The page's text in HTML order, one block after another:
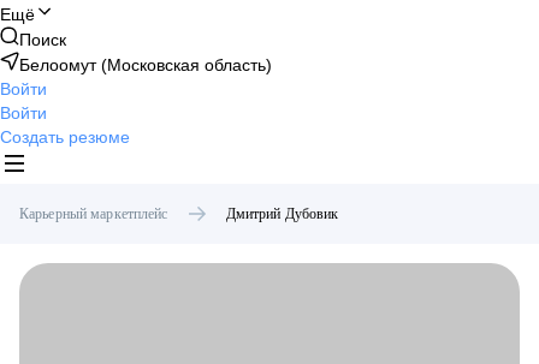
Ещё
Поиск
Белоомут (Московская область)
Войти
Войти
Создать резюме
Карьерный маркетплейс Дмитрий Дубовик